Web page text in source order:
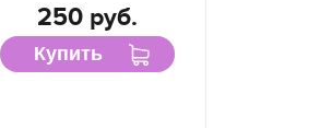
250 руб.
Купить